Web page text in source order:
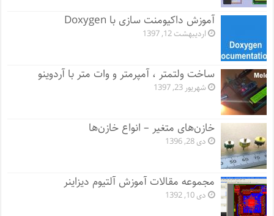
آموزش داکیومنت سازی با Doxygen
اردیبهشت 12, 1397
ساخت ولتمتر ، آمپرمتر و وات متر با آردوینو
شهریور 23, 1397
خازن‌های متغیر – انواع خازن‌ها
دی 28, 1396
مجموعه مقالات آموزش آلتیوم دیزاینر
دی 10, 1392